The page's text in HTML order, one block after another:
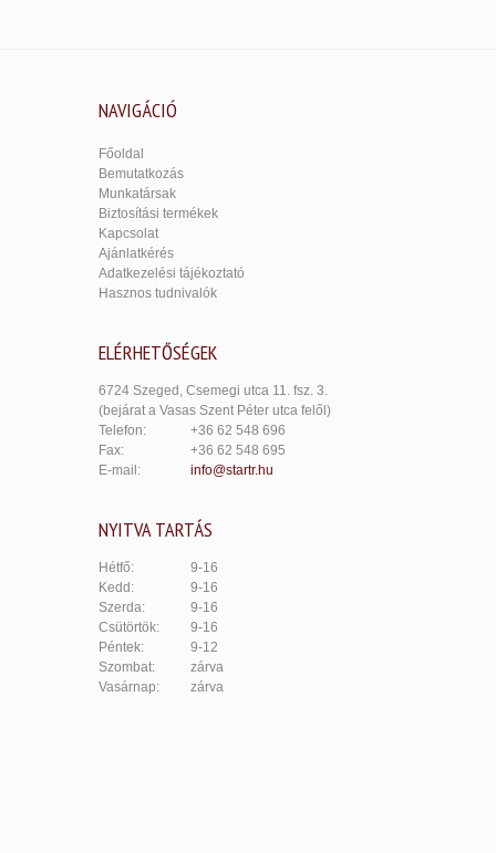
NAVIGÁCIÓ
Főoldal
Bemutatkozás
Munkatársak
Biztosítási termékek
Kapcsolat
Ajánlatkérés
Adatkezelési tájékoztató
Hasznos tudnivalók
ELÉRHETŐSÉGEK
6724 Szeged, Csemegi utca 11. fsz. 3.
(bejárat a Vasas Szent Péter utca felől)
Telefon:
+36 62 548 696
Fax:
+36 62 548 695
E-mail:
info@startr.hu
NYITVA TARTÁS
Hétfő:
9-16
Kedd:
9-16
Szerda:
9-16
Csütörtök:
9-16
Péntek:
9-12
Szombat:
zárva
Vasárnap:
zárva